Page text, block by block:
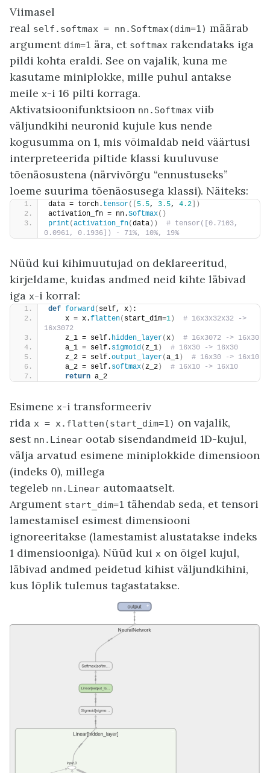
Viimasel
real self.softmax = nn.Softmax(dim=1) määrab
argument dim=1 ära, et softmax rakendataks iga
pildi kohta eraldi. See on vajalik, kuna me
kasutame miniplokke, mille puhul antakse
meile x-i 16 pilti korraga.
Aktivatsioonifunktsioon nn.Softmax viib
väljundkihi neuronid kujule kus nende
kogusumma on 1, mis võimaldab neid väärtusi
interpreteerida piltide klassi kuuluvuse
tõenäosustena (närvivõrgu “ennustuseks”
loeme suurima tõenäosusega klassi). Näiteks:
data = torch. tensor([5.5, 3.5, 4.2])
activation_fn = nn.Softmax()
print (activation_fn(data))
# tensor([0.7103,
0.0961, 0.1936]) - 71%, 10%, 19%
Nüüd kui kihimuutujad on deklareeritud,
kirjeldame, kuidas andmed neid kihte läbivad
iga x-i korral:
def forward ( self, x) :
    x = x.
flatten( start_dim=1)
# 16x3x32x32 ->
16x3072
    z_1 = self.
hidden_layer(x)
# 16x3072 -> 16x30
    a_1 = self.
sigmoid (z_1)
# 16x30 -> 16x30
    z_2 = self.
output_layer(a_1)
# 16x30 -> 16x10
    a_2 = self.
softmax(z_2)
# 16x10 -> 16x10
return a_2
Esimene x-i transformeeriv
rida x = x.flatten(start_dim=1) on vajalik,
sest nn.Linear ootab sisendandmeid 1D-kujul,
välja arvatud esimene miniplokkide dimensioon
(indeks 0), millega
tegeleb nn.Linear automaatselt.
Argument start_dim=1 tähendab seda, et tensori
lamestamisel esimest dimensiooni
ignoreeritakse (lamestamist alustatakse indeks
1 dimensiooniga). Nüüd kui x on õigel kujul,
läbivad andmed peidetud kihist väljundkihini,
kus lõplik tulemus tagastatakse.